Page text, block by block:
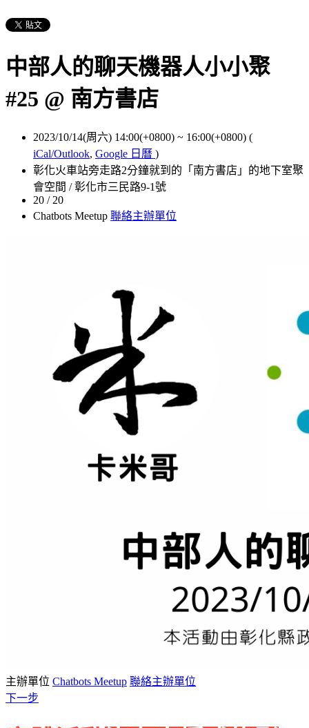
中部人的聊天機器人小小聚
#25 @ 南方書店
2023/10/14(周六) 14:00(+0800) ~ 16:00(+0800) (
iCal/Outlook, Google 日曆 )
彰化火車站旁走路2分鐘就到的「南方書店」的地下室聚
會空間 / 彰化市三民路9-1號
20 / 20
Chatbots Meetup 聯絡主辦單位
主辦單位 Chatbots Meetup 聯絡主辦單位
下一步